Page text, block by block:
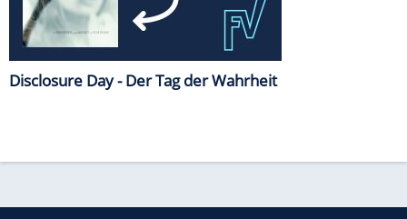
Disclosure Day - Der Tag der Wahrheit